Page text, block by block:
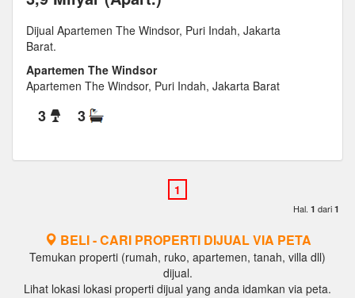
Dijual Apartemen The Windsor, Puri Indah, Jakarta
Barat.
Apartemen The Windsor
Apartemen The Windsor, Puri Indah, Jakarta Barat
3 3
Hal. 1 dari 1
BELI - CARI PROPERTI DIJUAL VIA PETA
Temukan properti (rumah, ruko, apartemen, tanah, villa dll)
dijual.
Lihat lokasi lokasi properti dijual yang anda idamkan via peta.